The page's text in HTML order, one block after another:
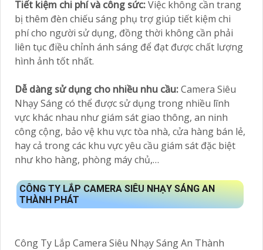
Tiết kiệm chi phí và công sức:Việc không cần trang
bị thêm đèn chiếu sáng phụ trợ giúp tiết kiệm chi
phí cho người sử dụng, đồng thời không cần phải
liên tục điều chỉnh ánh sáng để đạt được chất lượng
hình ảnh tốt nhất.
Dễ dàng sử dụng cho nhiều nhu cầu:Camera Siêu
Nhạy Sáng có thể được sử dụng trong nhiều lĩnh
vực khác nhau như giám sát giao thông, an ninh
công cộng, bảo vệ khu vực tòa nhà, cửa hàng bán lẻ,
hay cả trong các khu vực yêu cầu giám sát đặc biệt
như kho hàng, phòng máy chủ,…
CÔNG TY LẮP CAMERA SIÊU NHẠY SÁNG AN
THÀNH PHÁT
Công Ty Lắp Camera Siêu Nhạy Sáng An Thành